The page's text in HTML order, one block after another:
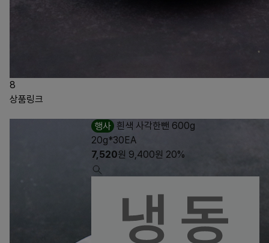
8
상품링크
행사 흰색 사각한뺀 600g
20g*30EA
7,520원 9,400원 20%